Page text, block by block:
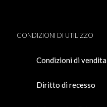
CONDIZIONI DI UTILIZZO
Condizioni di vendita
Diritto di recesso